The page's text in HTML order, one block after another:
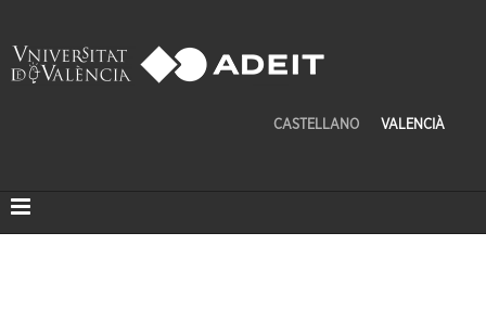
CASTELLANO VALENCIÀ